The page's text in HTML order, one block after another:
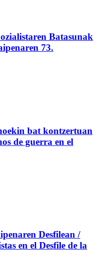
Batasunak
73.
bat kontzertuan
de guerra en el
Desfilean /
en el Desfile de la